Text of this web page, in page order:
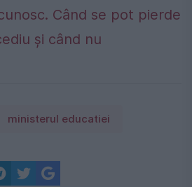
Când se pot pierde
și când nu
ministerul educatiei